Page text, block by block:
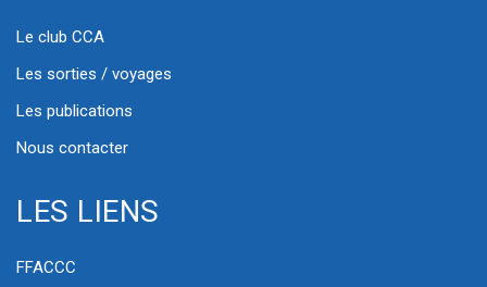
Le club CCA
Les sorties / voyages
Les publications
Nous contacter
LES LIENS
FFACCC